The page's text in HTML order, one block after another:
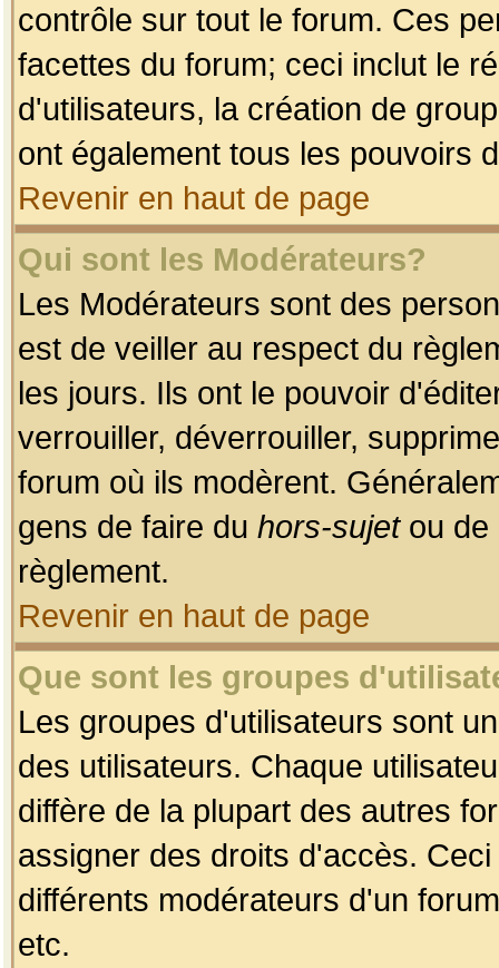
contrôle sur tout le forum. Ces
facettes du forum; ceci inclut le
d'utilisateurs, la création de
ont également tous les pouvoirs
Revenir en haut de page
Qui sont les Modérateurs?
Les Modérateurs sont des
est de veiller au respect du
les jours. Ils ont le pouvoir
verrouiller, déverrouiller,
forum où ils modèrent.
gens de faire du hors-sujetou de
règlement.
Revenir en haut de page
Que sont les groupes
Les groupes d'utilisateurs sont
des utilisateurs. Chaque
diffère de la plupart des autres
assigner des droits d'accès.
différents modérateurs d'un
etc.